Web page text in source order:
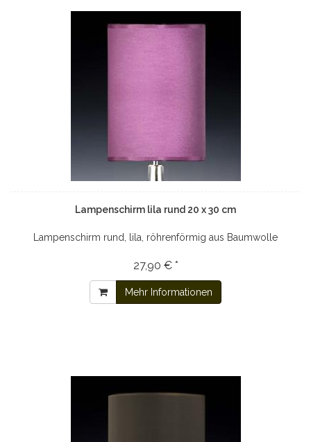
Lampenschirm lila rund 20 x 30 cm
Lampenschirm rund, lila, röhrenförmig aus Baumwolle
27,90 € *
Mehr Informationen